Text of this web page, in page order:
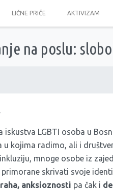
LIČNE PRIČE AKTIVIZAM
na poslu:
iskustva LGBTI osoba u
u kojima radimo, ali i
mnoge osobe iz
primorane skrivati svoje
anksioznosti pa čak i